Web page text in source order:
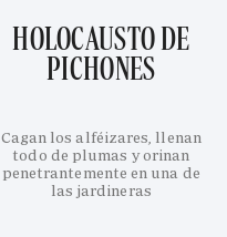
HOLOCAUSTO DE
PICHONES
Cagan los alféizares, llenan
todo de plumas y orinan
penetrantemente en una de
las jardineras